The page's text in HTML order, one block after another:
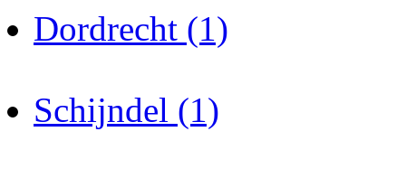
Dordrecht (1)
Schijndel (1)